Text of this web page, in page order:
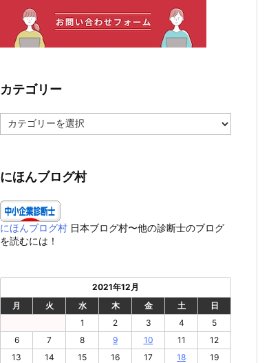
カテゴリー
テ
ー
にほんブログ村
にほんブログ村 日本ブログ村〜他の診断士のブログ
を読むには！
2021年12月
月
火 水 木 金 土
日
1
2 3 4
5
6
7 8 9 10 11
12
13
14 15 16 17 18
19